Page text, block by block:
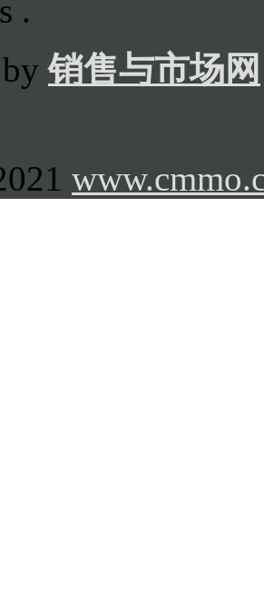
.
by销售与市场网